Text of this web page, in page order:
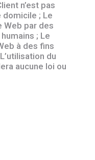
n’est pas
domicile ; Le
Web par des
; Le
à des fins
du
aucune loi ou